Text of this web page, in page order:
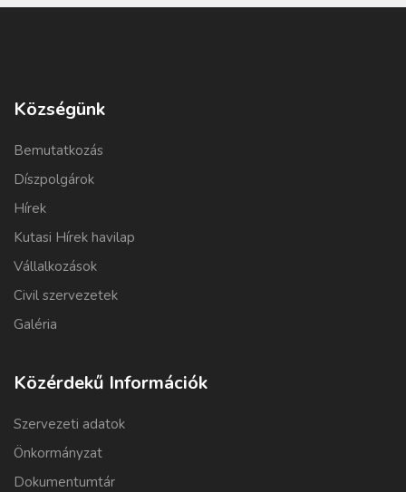
Községünk
Bemutatkozás
Díszpolgárok
Hírek
Kutasi Hírek havilap
Vállalkozások
Civil szervezetek
Galéria
Közérdekű Információk
Szervezeti adatok
Önkormányzat
Dokumentumtár